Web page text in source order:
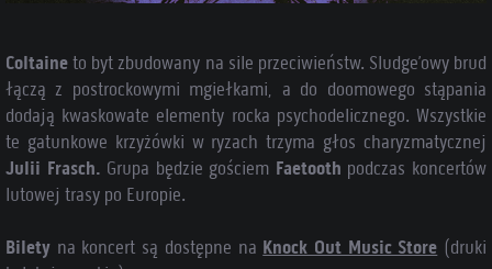
Coltaineto byt zbudowany na sile przeciwieństw. Sludge’owy brud
łączą z postrockowymi mgiełkami, a do doomowego stąpania
dodają kwaskowate elementy rocka psychodelicznego. Wszystkie
te gatunkowe krzyżówki w ryzach trzyma głos charyzmatycznej
Julii Frasch. Grupa będzie gościem Faetooth podczas koncertów
lutowej trasy po Europie.
Bilety na koncert są dostępne na Knock Out Music Store (druki